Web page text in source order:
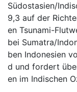
Südostasien/
9,3 auf der
en Tsunami-
bei Sumatra/
ben Indonesien
d und fordert
en im Indischen